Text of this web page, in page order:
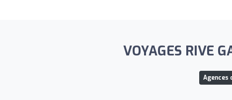
VOYAGES RIVE
Agences